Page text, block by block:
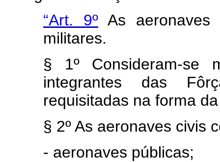
“Art. 9º As
militares.
§ 1º Consideram-se
integrantes das
requisitadas na forma
§ 2º As aeronaves civis
- aeronaves públicas;